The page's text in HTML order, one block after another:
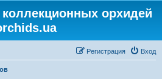
орхидей
Вход
Регистрация